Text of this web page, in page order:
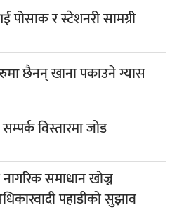
पोसाक र स्टेशनरी सामग्री
छैनन् खाना पकाउने ग्यास
विस्तारमा जोड
समाधान खोज्न
पहाडीको सुझाव